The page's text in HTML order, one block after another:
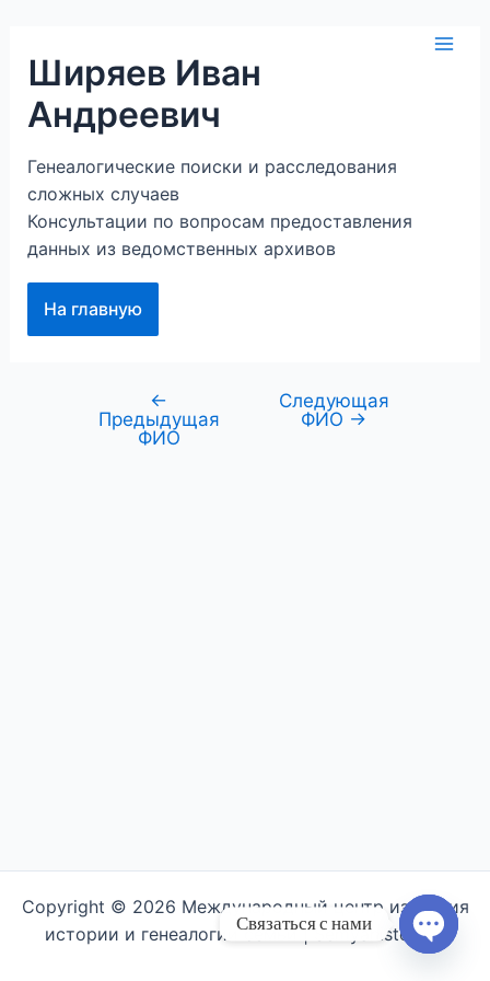
содержимому
Ширяев Иван
Андреевич
Генеалогические поиски и расследования
сложных случаев
Консультации по вопросам предоставления
данных из ведомственных архивов
На главную
Навигация←
Предыдущая
ФИО
Следующая
ФИО →
Copyright © 2026 Международный центр изучения
истории и генеалогии семьи | Semyahistory.ru
Связаться с нами